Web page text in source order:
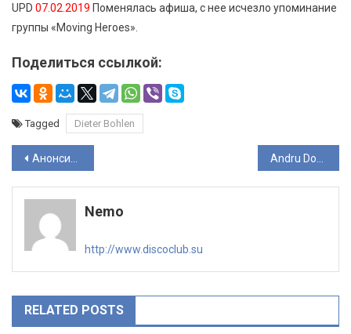
UPD 07.02.2019 Поменялась афиша, с нее исчезло упоминание
группы «Moving Heroes».
Поделиться ссылкой:
Tagged Dieter Bohlen
Навигация
по
записям
Анонсирован концерт Dieter Bohlen Andru Donalds: «Я никогда не лгу на сцене»
Nemo
http://www.discoclub.su
RELATED POSTS